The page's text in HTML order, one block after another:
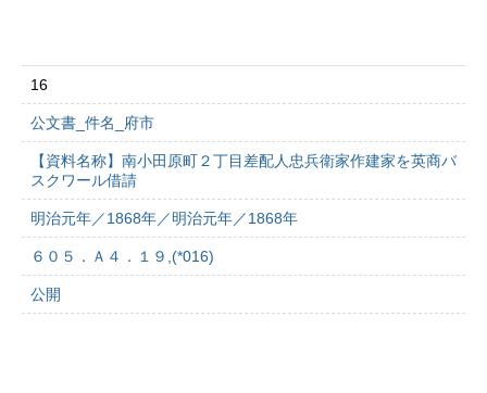
16
公文書_件名_府市
【資料名称】南小田原町２丁目差配人忠兵衛家作建家を英商バ
スクワール借請
明治元年／1868年／明治元年／1868年
６０５．Ａ４．１９,(*016)
公開